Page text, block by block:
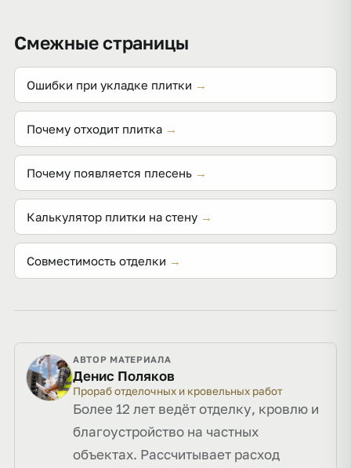
пропитывают.
грязных зонах изначально применяют эпоксидную
Смежные страницы
Ошибки при укладке плитки →
Почему отходит плитка →
Почему появляется плесень →
Калькулятор плитки на стену →
Совместимость отделки →
АВТОР МАТЕРИАЛА
Денис Поляков
Прораб отделочных и кровельных работ
Более 12 лет ведёт отделку, кровлю и
благоустройство на частных
объектах. Рассчитывает расход